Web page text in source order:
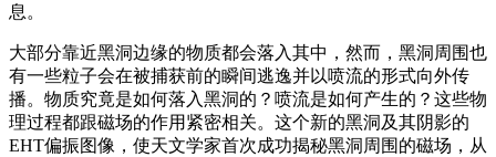
息。
大部分靠近黑洞边缘的物质都会落入其中，然而，黑洞周围也
有一些粒子会在被捕获前的瞬间逃逸并以喷流的形式向外传
播。物质究竟是如何落入黑洞的？喷流是如何产生的？这些物
理过程都跟磁场的作用紧密相关。这个新的黑洞及其阴影的
EHT偏振图像，使天文学家首次成功揭秘黑洞周围的磁场，从